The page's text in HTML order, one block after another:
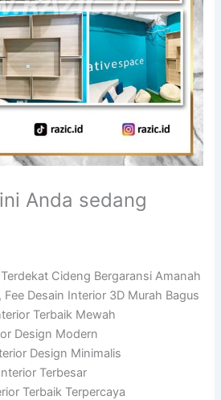
Anda sedang
Cideng Bergaransi Amanah
Fee Desain Interior 3D Murah Bagus
Terbaik Mewah
Design Modern
Design Minimalis
Terbesar
Terbaik Terpercaya